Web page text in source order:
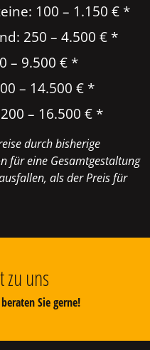
100 – 1.150 € *
250 – 4.500 € *
– 9.500 € *
– 14.500 € *
– 16.500 € *
durch bisherige
für eine Gesamtgestaltung
als der Preis für
zu uns
Sie gerne!